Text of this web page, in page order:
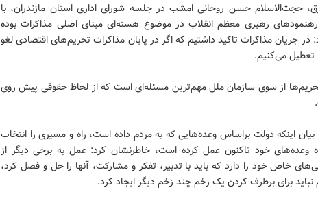
حجت‌الاسلام حسن روحانی امشب در جلسه شورای اداری استان مازندران، با
رهنمودهای رهبری معظم انقلاب در موضوع هسته‌ای مبنای اصلی مذاکرات بوده
در جریان مذاکرات تاکید داشتیم که اگر در پایان مذاکرات تحریم‌های اقتصادی لغو
تعطیل می‌کنیم.
از سوی سازمان ملل مهم‌ترین مسئله‌ای است که از لحاظ حقوقی پیش روی
اینکه دولت براساس وعده‌هایی که به مردم داده است، راه و مسیری را انتخاب
وعده‌های خود تاکنون عمل کرده است،‌ خاطرنشان کرد: عمل به برخی دیگر از
خاص خود را دارد که باید با تدبیر، تفکر و مشارکت، آنها را حل و فصل کرد،
نباید برای برطرف کردن یک زخم چند زخم دیگر ایجاد کرد.